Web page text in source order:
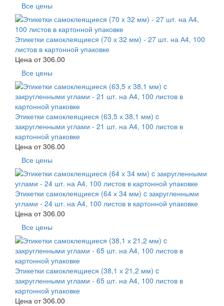
Все цены
Этикетки самоклеящиеся (70 х 32 мм) - 27 шт. на А4, 100
листов в картонной упаковке
Цена от306.00
Все цены
Этикетки самоклеящиеся (63,5 х 38,1 мм) c
закругленными углами - 21 шт. на А4, 100 листов в
картонной упаковке
Цена от306.00
Все цены
Этикетки самоклеящиеся (64 х 34 мм) c закругленными
углами - 24 шт. на А4, 100 листов в картонной упаковке
Цена от306.00
Все цены
Этикетки самоклеящиеся (38,1 х 21,2 мм) c
закругленными углами - 65 шт. на А4, 100 листов в
картонной упаковке
Цена от306.00